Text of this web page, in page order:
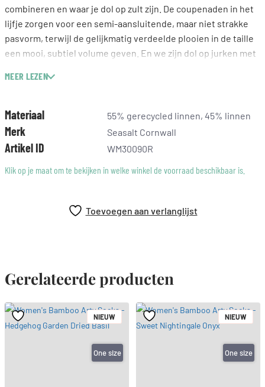
combineren en waar je dol op zult zijn. De coupenaden in het
lijfje zorgen voor een semi-aansluitende, maar niet strakke
pasvorm, terwijl de gelijkmatig verdeelde plooien in de taille
een mooi, subtiel volume geven. En we zijn dol op jurken met
V-hals
Zijzakken
MEER LEZEN
Materiaal 55% gerecycled linnen, 45% linnen
Merk Seasalt Cornwall
Artikel ID
WM30090R
Klik op je maat om te bekijken in welke winkel de voorraad beschikbaar is.
Toevoegen aan verlanglijst
Gerelateerde producten
NIEUW
One size
NIEUW
One size